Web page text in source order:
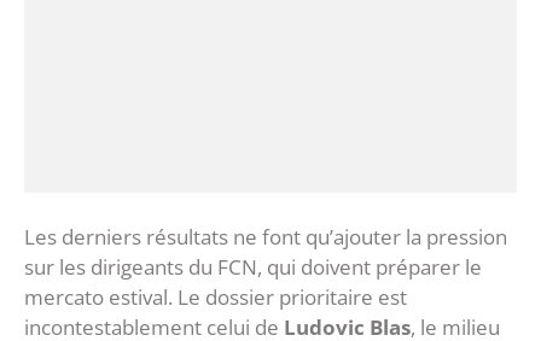
Les derniers résultats ne font qu’ajouter la pression
sur les dirigeants du FCN, qui doivent préparer le
mercato estival. Le dossier prioritaire est
incontestablement celui de Ludovic Blas, le milieu